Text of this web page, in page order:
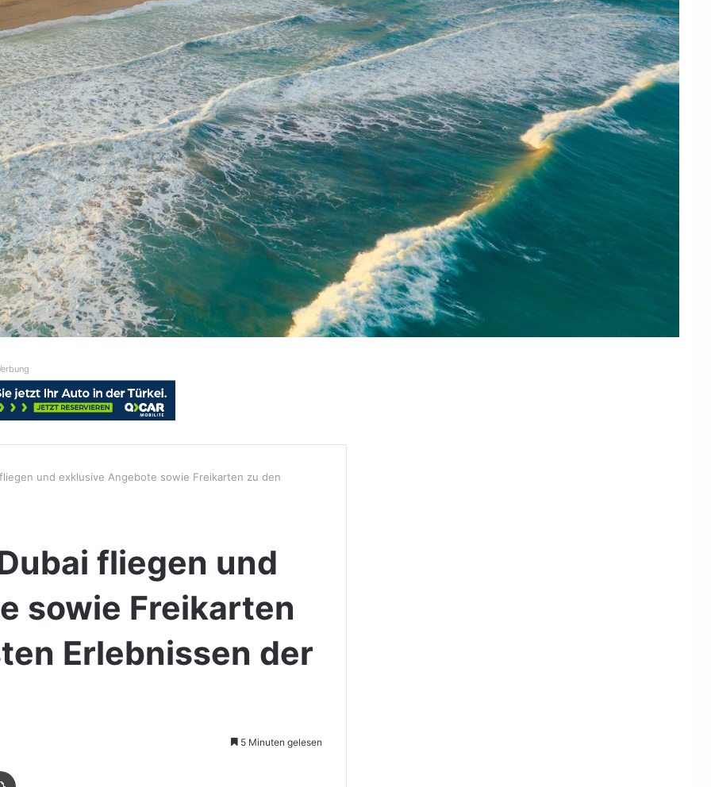
und exklusive Angebote sowie Freikarten zu den
fliegen und
sowie Freikarten
Erlebnissen der
5 Minuten gelesen